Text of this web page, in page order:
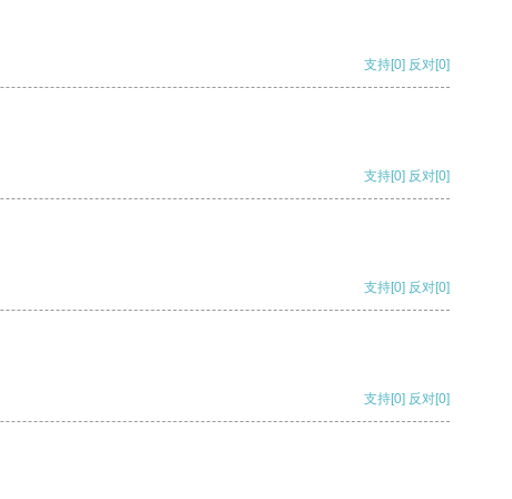
支持[0] 反对[0]
支持[0] 反对[0]
支持[0] 反对[0]
支持[0] 反对[0]